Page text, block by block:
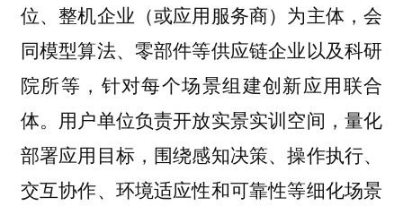
位、整机企业（或应用服务商）为主体，会
同模型算法、零部件等供应链企业以及科研
院所等，针对每个场景组建创新应用联合
体。用户单位负责开放实景实训空间，量化
部署应用目标，围绕感知决策、操作执行、
交互协作、环境适应性和可靠性等细化场景